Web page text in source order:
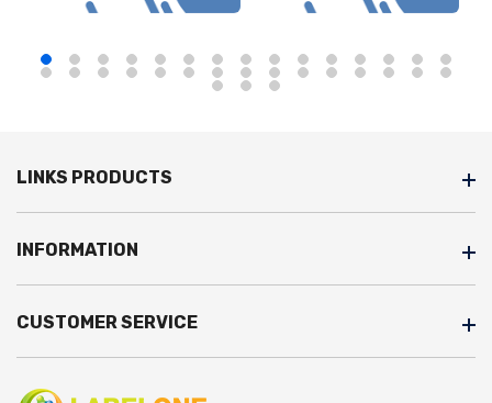
LINKS PRODUCTS
INFORMATION
CUSTOMER SERVICE